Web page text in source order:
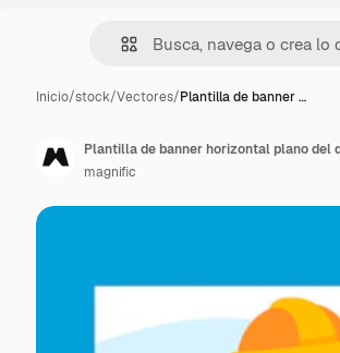
Inicio/stock/Vectores/Plantilla de banner …
Plantilla de banner horizontal plano del
magnific